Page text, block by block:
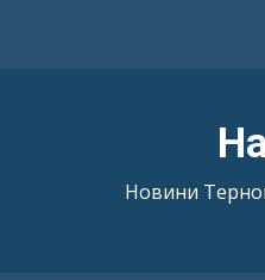
Новини